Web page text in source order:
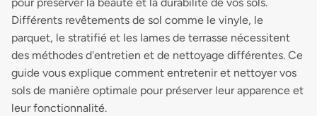
Différents revêtements de sol comme le vinyle, le
parquet, le stratifié et les lames de terrasse nécessitent
des méthodes d'entretien et de nettoyage différentes. Ce
guide vous explique comment entretenir et nettoyer vos
sols de manière optimale pour préserver leur apparence et
leur fonctionnalité.